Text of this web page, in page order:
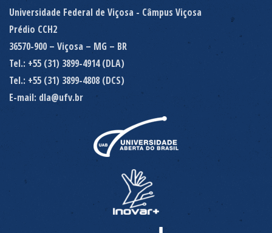
Universidade Federal de Viçosa - Câmpus Viçosa
Prédio CCH2
36570-900 – Viçosa – MG – BR
Tel.: +55 (31) 3899-4914 (DLA)
Tel.: +55 (31) 3899-4808 (DCS)
E-mail: dla@ufv.br